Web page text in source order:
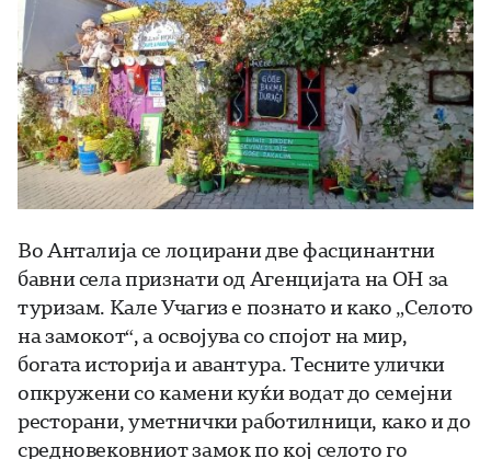
Во Анталија се лоцирани две фасцинантни
бавни села признати од Агенцијата на ОН за
туризам. Кале Учагиз е познато и како „Селото
на замокот“, а освојува со спојот на мир,
богата историја и авантура. Тесните улички
опкружени со камени куќи водат до семејни
ресторани, уметнички работилници, како и до
средновековниот замок по кој селото го